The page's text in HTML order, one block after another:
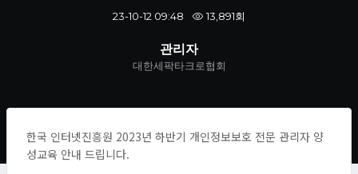
23-10-12 09:48 13,891회
관리자
대한세팍타크로협회
한국 인터넷진흥원 2023년 하반기 개인정보보호 전문 관리자 양
성교육 안내 드립니다.